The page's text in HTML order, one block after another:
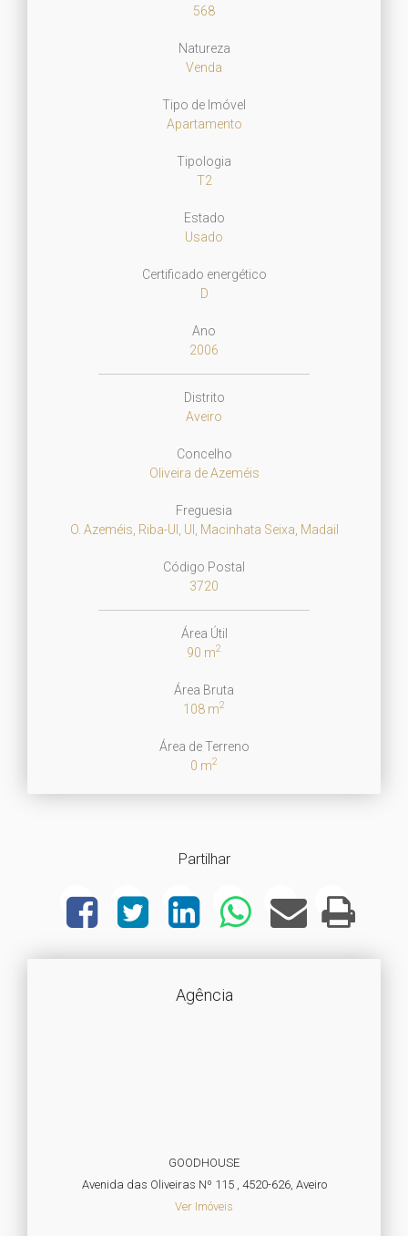
568
Natureza
Venda
Tipo de Imóvel
Apartamento
Tipologia
T2
Estado
Usado
Certificado energético
D
Ano
2006
Distrito
Aveiro
Concelho
Oliveira de Azeméis
Freguesia
O. Azeméis, Riba-Ul, Ul, Macinhata Seixa, Madail
Código Postal
3720
Área Útil
90 m2
Área Bruta
108 m2
Área de Terreno
0 m2
Partilhar
Agência
GOODHOUSE
Avenida das Oliveiras Nº 115 , 4520-626, Aveiro
Ver Imóveis